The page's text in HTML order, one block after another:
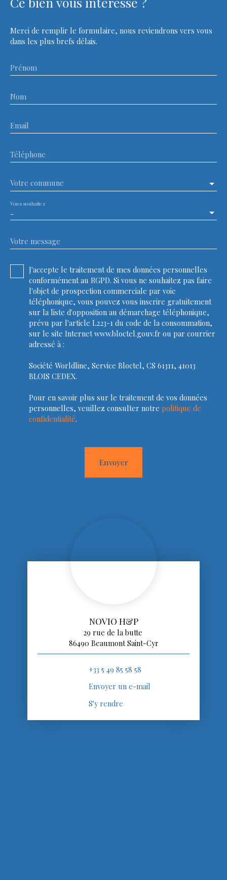
Merci de remplir le formulaire, nous reviendrons vers vous
dans les plus brefs délais.
Prénom
Nom
Email
Téléphone
Votre commune
-
Vous souhaitez
Votre message
J'accepte le traitement de mes données personnelles
conformément au RGPD. Si vous ne souhaitez pas faire
l'objet de prospection commerciale par voie
téléphonique, vous pouvez vous inscrire gratuitement
sur la liste d'opposition au démarchage téléphonique,
prévu par l'article L223-1 du code de la consommation,
sur le site Internet www.bloctel.gouv.fr ou par courrier
adressé à :
Société Worldline, Service Bloctel, CS 61311, 41013
BLOIS CEDEX.
Pour en savoir plus sur le traitement de vos données
personnelles, veuillez consulter notre politique de
confidentialité.
Envoyer
NOVIO H&P
29 rue de la butte
86490 Beaumont Saint-Cyr
+33 5 49 85 58 58
Envoyer un e-mail
S'y rendre